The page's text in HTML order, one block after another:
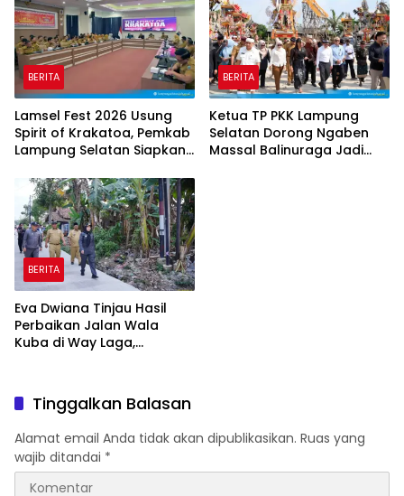
BERITA
Lamsel Fest 2026 Usung
Spirit of Krakatoa, Pemkab
Lampung Selatan Siapkan
BERITA
Ketua TP PKK Lampung
Selatan Dorong Ngaben
Massal Balinuraga Jadi
BERITA
Eva Dwiana Tinjau Hasil
Perbaikan Jalan Wala
Kuba di Way Laga,
Tinggalkan Balasan
Alamat email Anda tidak akan dipublikasikan. Ruas yang
wajib ditandai *